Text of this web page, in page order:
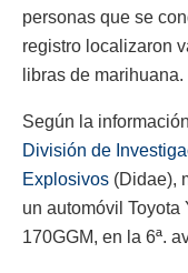
personas que se
registro localizaron
libras de marihuana.
Según la
División de
Explosivos (Didae),
un automóvil
170GGM, en la 6ª.